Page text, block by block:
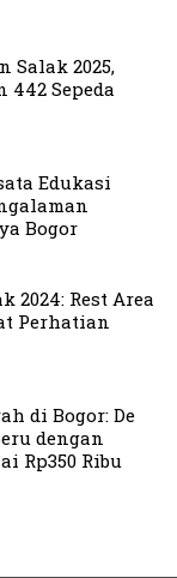
Salak 2025,
442 Sepeda
Edukasi
Bogor
2024: Rest Area
Perhatian
di Bogor: De
dengan
Rp350 Ribu